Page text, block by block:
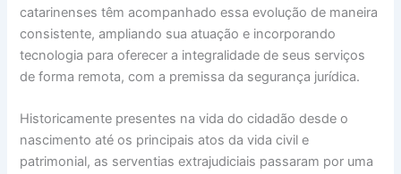
catarinenses têm acompanhado essa evolução de maneira
consistente, ampliando sua atuação e incorporando
tecnologia para oferecer a integralidade de seus serviços
de forma remota, com a premissa da segurança jurídica.
Historicamente presentes na vida do cidadão desde o
nascimento até os principais atos da vida civil e
patrimonial, as serventias extrajudiciais passaram por uma